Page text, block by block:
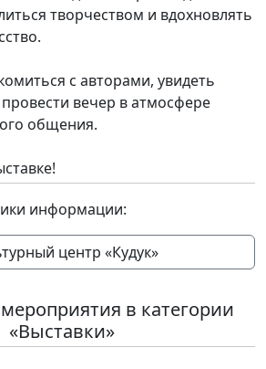
творчеством и вдохновлять
с авторами, увидеть
вечер в атмосфере
общения.
информации:
центр «Кудук»
в категории
«Выставки»